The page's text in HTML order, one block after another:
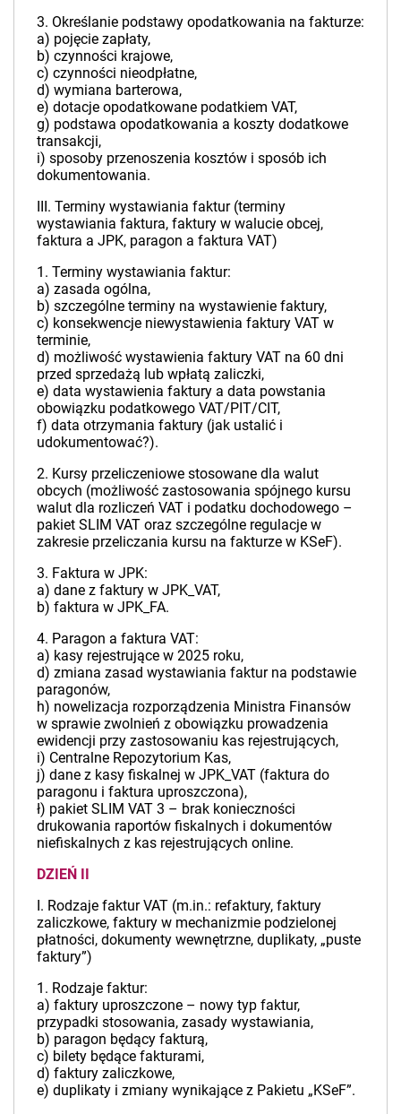
3. Określanie podstawy opodatkowania na fakturze:
a) pojęcie zapłaty,
b) czynności krajowe,
c) czynności nieodpłatne,
d) wymiana barterowa,
e) dotacje opodatkowane podatkiem VAT,
g) podstawa opodatkowania a koszty dodatkowe
transakcji,
i) sposoby przenoszenia kosztów i sposób ich
dokumentowania.
III. Terminy wystawiania faktur (terminy
wystawiania faktura, faktury w walucie obcej,
faktura a JPK, paragon a faktura VAT)
1. Terminy wystawiania faktur:
a) zasada ogólna,
b) szczególne terminy na wystawienie faktury,
c) konsekwencje niewystawienia faktury VAT w
terminie,
d) możliwość wystawienia faktury VAT na 60 dni
przed sprzedażą lub wpłatą zaliczki,
e) data wystawienia faktury a data powstania
obowiązku podatkowego VAT/PIT/CIT,
f) data otrzymania faktury (jak ustalić i
udokumentować?).
2. Kursy przeliczeniowe stosowane dla walut
obcych (możliwość zastosowania spójnego kursu
walut dla rozliczeń VAT i podatku dochodowego –
pakiet SLIM VAT oraz szczególne regulacje w
zakresie przeliczania kursu na fakturze w KSeF).
3. Faktura w JPK:
a) dane z faktury w JPK_VAT,
b) faktura w JPK_FA.
4. Paragon a faktura VAT:
a) kasy rejestrujące w 2025 roku,
d) zmiana zasad wystawiania faktur na podstawie
paragonów,
h) nowelizacja rozporządzenia Ministra Finansów
w sprawie zwolnień z obowiązku prowadzenia
ewidencji przy zastosowaniu kas rejestrujących,
i) Centralne Repozytorium Kas,
j) dane z kasy fiskalnej w JPK_VAT (faktura do
paragonu i faktura uproszczona),
ł) pakiet SLIM VAT 3 – brak konieczności
drukowania raportów fiskalnych i dokumentów
niefiskalnych z kas rejestrujących online.
DZIEŃ II
I. Rodzaje faktur VAT (m.in.: refaktury, faktury
zaliczkowe, faktury w mechanizmie podzielonej
płatności, dokumenty wewnętrzne, duplikaty, „puste
faktury”)
1. Rodzaje faktur:
a) faktury uproszczone – nowy typ faktur,
przypadki stosowania, zasady wystawiania,
b) paragon będący fakturą,
c) bilety będące fakturami,
d) faktury zaliczkowe,
e) duplikaty i zmiany wynikające z Pakietu „KSeF”.